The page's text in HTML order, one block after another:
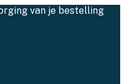
van je bestelling